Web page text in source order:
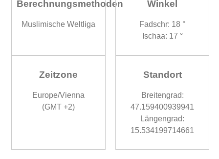
Berechnungsmethoden
Muslimische Weltliga
Winkel
Fadschr: 18 °
Ischaa: 17 °
Zeitzone
Europe/Vienna
(GMT +2)
Standort
Breitengrad:
47.159400939941
Längengrad:
15.534199714661